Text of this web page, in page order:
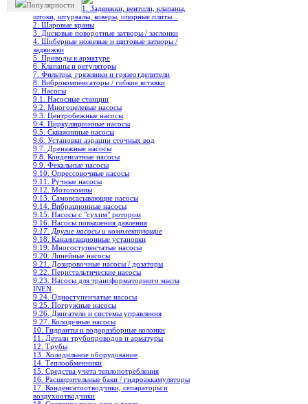
Популярности
1. Задвижки, вентили, клапаны,
штоки, штурвалы, коверы, опорные плиты...
2. Шаровые краны
3. Дисковые поворотные затворы / заслонки
4. Шиберные ножевые и щитовые затворы /
задвижки
5. Приводы к арматуре
6. Клапаны и регуляторы
7. Фильтры, грязевики и грязеотделители
8. Виброкомпенсаторы / гибкие вставки
9. Насосы
9.1. Насосные станции
9.2. Многоцелевые насосы
9.3. Центробежные насосы
9.4. Циркуляционные насосы
9.5. Скважинные насосы
9.6. Установки аэрации сточных вод
9.7. Дренажные насосы
9.8. Конденсатные насосы
9.9. Фекальные насосы
9.10. Опрессовочные насосы
9.11. Ручные насосы
9.12. Мотопомпы
9.13. Самовсасывающие насосы
9.14. Вибрационные насосы
9.15. Насосы с "сухим" ротором
9.16. Насосы повышения давления
9.17. Другие насосы и комплектующие
9.18. Канализационные установки
9.19. Многоступенчатые насосы
9.20. Линейные насосы
9.21. Дозировочные насосы / дозаторы
9.22. Перистальтические насосы
9.23. Насосы для трансформаторного масла
INEN
9.24. Одноступенчатые насосы
9.25. Погружные насосы
9.26. Двигатели и системы управления
9.27. Колодезные насосы
10. Гидранты и водоразборные колонки
11. Детали трубопроводов и арматуры
12. Трубы
13. Холодильное oборудование
14. Теплообменники
15. Средства учета теплопотребления
16. Расширительные баки / гидроаккамуляторы
17. Конденсатоотводчики, сепараторы и
воздухоотводчики